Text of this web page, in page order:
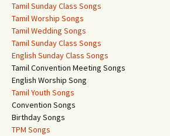
Tamil Sunday Class Songs
Tamil Worship Songs
Tamil Wedding Songs
Tamil Sunday Class Songs
English Sunday Class Songs
Tamil Convention Meeting Songs
English Worship Song
Tamil Youth Songs
Convention Songs
Birthday Songs
TPM Songs